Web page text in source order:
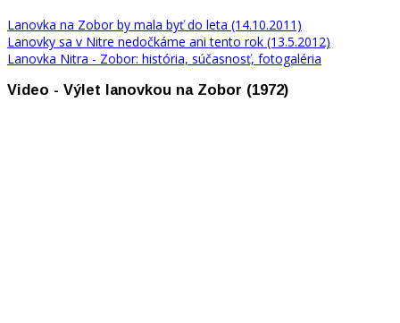
Lanovka na Zobor by mala byť do leta (14.10.2011)
Lanovky sa v Nitre nedočkáme ani tento rok (13.5.2012)
Lanovka Nitra - Zobor: história, súčasnosť, fotogaléria
Video - Výlet lanovkou na Zobor (1972)